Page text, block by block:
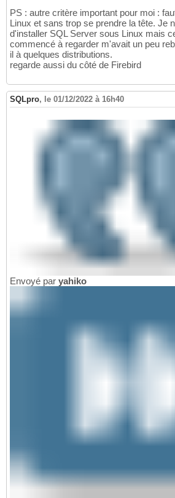
PS : autre critère important pour moi :
Linux et sans trop se prendre la tête. Je
d'installer SQL Server sous Linux mais
commencé à regarder m'avait un peu
il à quelques distributions.
regarde aussi du côté de Firebird
SQLpro, le 01/12/2022 à 16h40
Envoyé par yahiko